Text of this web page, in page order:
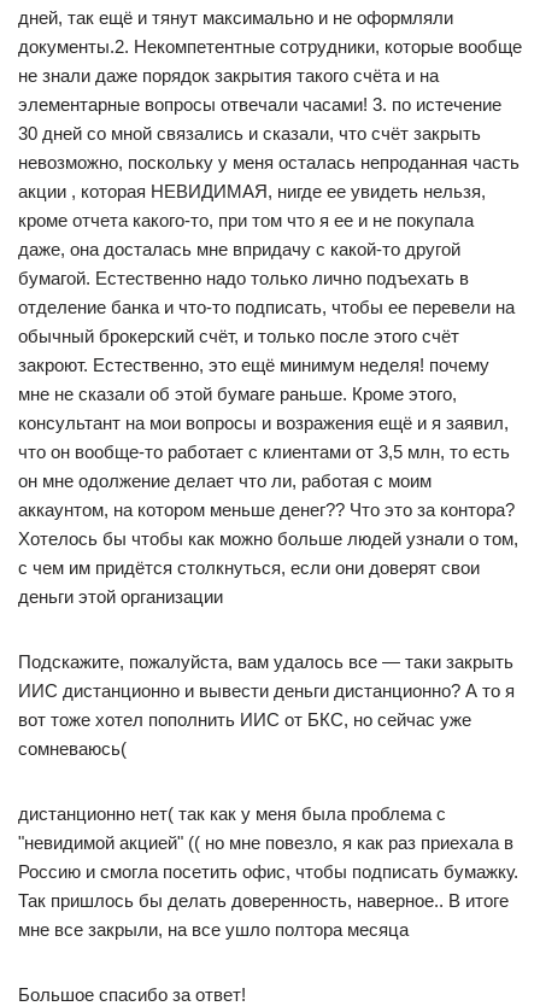
дней, так ещё и тянут максимально и не оформляли
документы.2. Некомпетентные сотрудники, которые вообще
не знали даже порядок закрытия такого счёта и на
элементарные вопросы отвечали часами! 3. по истечение
30 дней со мной связались и сказали, что счёт закрыть
невозможно, поскольку у меня осталась непроданная часть
акции , которая НЕВИДИМАЯ, нигде ее увидеть нельзя,
кроме отчета какого-то, при том что я ее и не покупала
даже, она досталась мне впридачу с какой-то другой
бумагой. Естественно надо только лично подъехать в
отделение банка и что-то подписать, чтобы ее перевели на
обычный брокерский счёт, и только после этого счёт
закроют. Естественно, это ещё минимум неделя! почему
мне не сказали об этой бумаге раньше. Кроме этого,
консультант на мои вопросы и возражения ещё и я заявил,
что он вообще-то работает с клиентами от 3,5 млн, то есть
он мне одолжение делает что ли, работая с моим
аккаунтом, на котором меньше денег?? Что это за контора?
Хотелось бы чтобы как можно больше людей узнали о том,
с чем им придётся столкнуться, если они доверят свои
деньги этой организации
Подскажите, пожалуйста, вам удалось все — таки закрыть
ИИС дистанционно и вывести деньги дистанционно? А то я
вот тоже хотел пополнить ИИС от БКС, но сейчас уже
сомневаюсь(
дистанционно нет( так как у меня была проблема с
"невидимой акцией" (( но мне повезло, я как раз приехала в
Россию и смогла посетить офис, чтобы подписать бумажку.
Так пришлось бы делать доверенность, наверное.. В итоге
мне все закрыли, на все ушло полтора месяца
Большое спасибо за ответ!